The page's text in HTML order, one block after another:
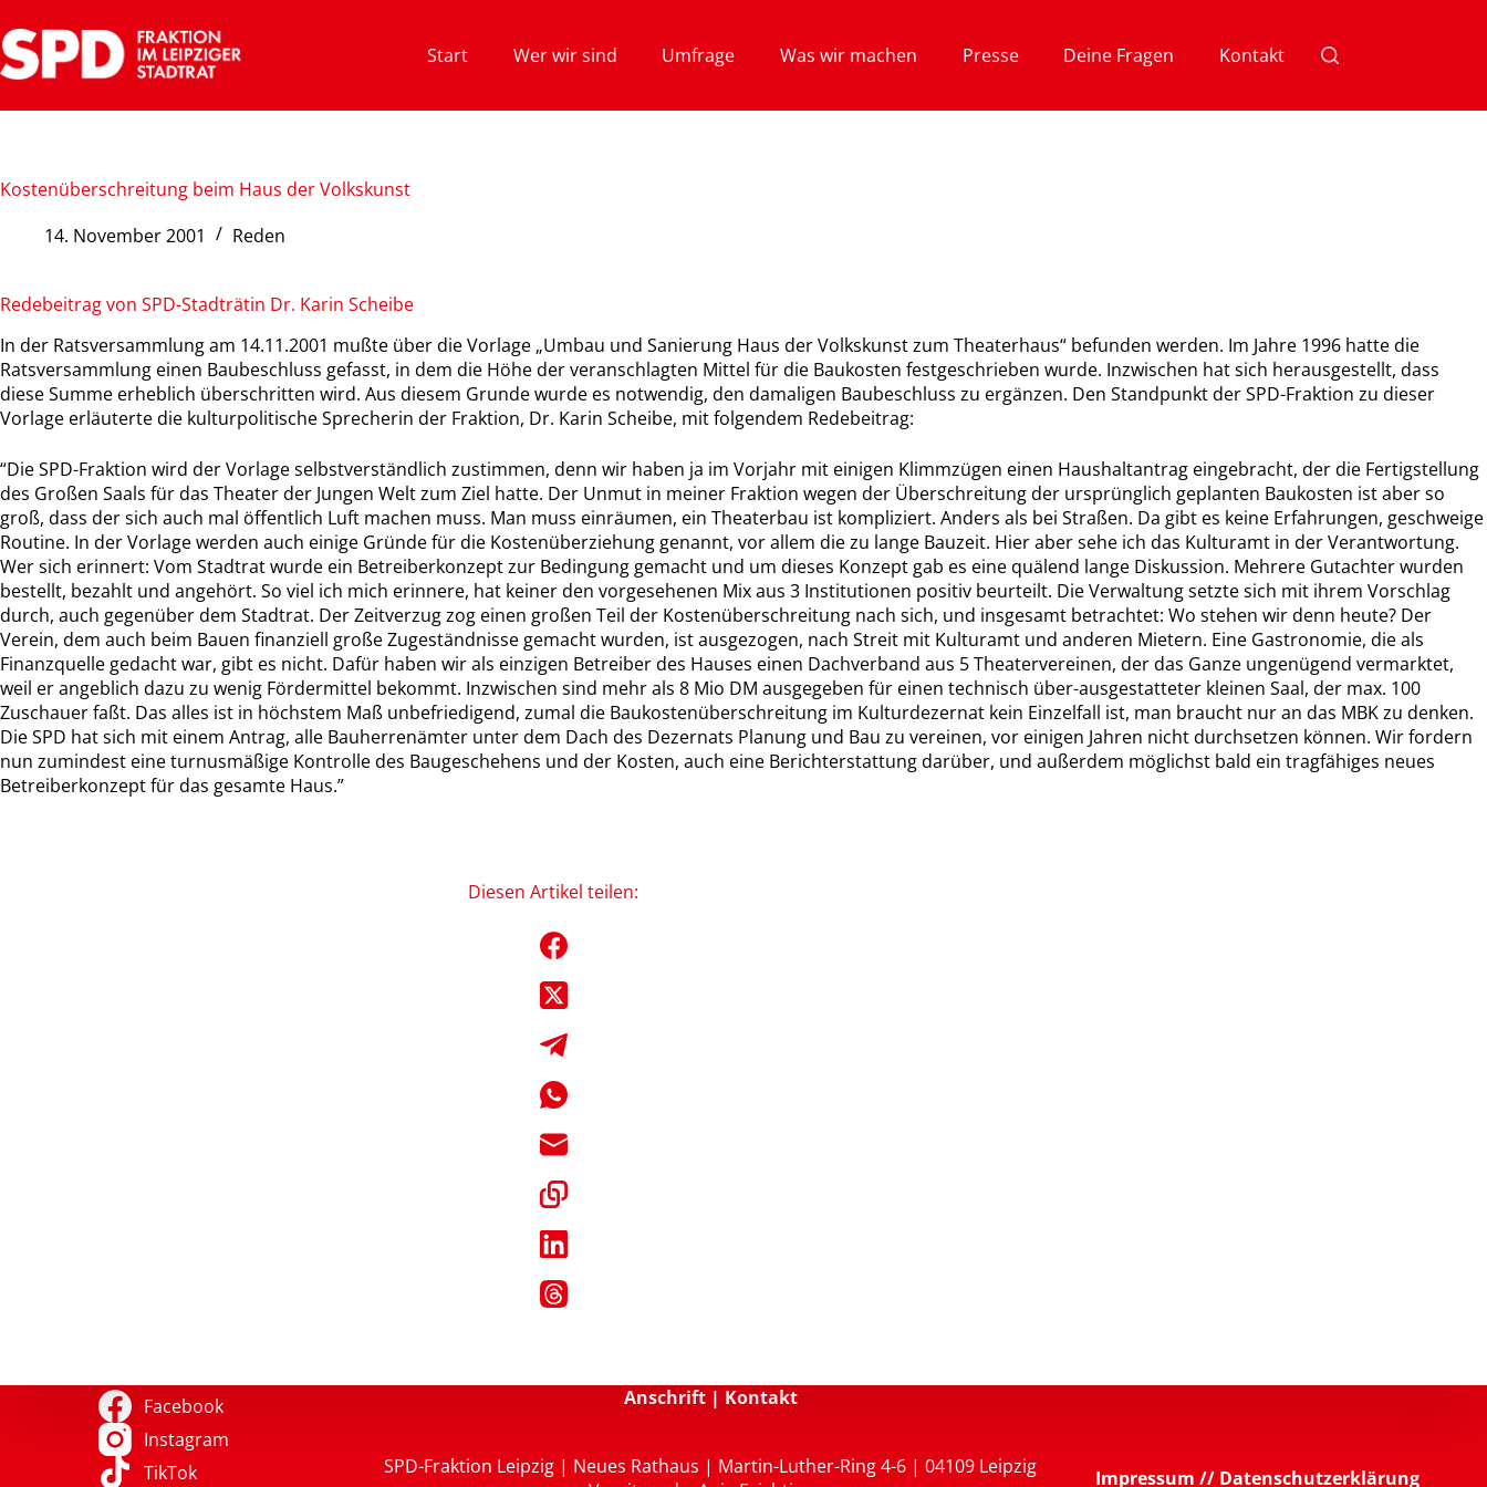
Inhalt
springen
Start Wer wir sind Umfrage Was wir machen Presse Deine Fragen Kontakt
Kostenüberschreitung beim Haus der Volkskunst
14. November 2001
Reden
Redebeitrag von SPD-Stadträtin Dr. Karin Scheibe
In der Ratsversammlung am 14.11.2001 mußte über die Vorlage „Umbau und Sanierung Haus der Volkskunst zum Theaterhaus“ befunden werden. Im Jahre 1996 hatte die
Ratsversammlung einen Baubeschluss gefasst, in dem die Höhe der veranschlagten Mittel für die Baukosten festgeschrieben wurde. Inzwischen hat sich herausgestellt, dass
diese Summe erheblich überschritten wird. Aus diesem Grunde wurde es notwendig, den damaligen Baubeschluss zu ergänzen. Den Standpunkt der SPD-Fraktion zu dieser
Vorlage erläuterte die kulturpolitische Sprecherin der Fraktion, Dr. Karin Scheibe, mit folgendem Redebeitrag:
“Die SPD-Fraktion wird der Vorlage selbstverständlich zustimmen, denn wir haben ja im Vorjahr mit einigen Klimmzügen einen Haushaltantrag eingebracht, der die Fertigstellung
des Großen Saals für das Theater der Jungen Welt zum Ziel hatte. Der Unmut in meiner Fraktion wegen der Überschreitung der ursprünglich geplanten Baukosten ist aber so
groß, dass der sich auch mal öffentlich Luft machen muss. Man muss einräumen, ein Theaterbau ist kompliziert. Anders als bei Straßen. Da gibt es keine Erfahrungen, geschweige
Routine. In der Vorlage werden auch einige Gründe für die Kostenüberziehung genannt, vor allem die zu lange Bauzeit. Hier aber sehe ich das Kulturamt in der Verantwortung.
Wer sich erinnert: Vom Stadtrat wurde ein Betreiberkonzept zur Bedingung gemacht und um dieses Konzept gab es eine quälend lange Diskussion. Mehrere Gutachter wurden
bestellt, bezahlt und angehört. So viel ich mich erinnere, hat keiner den vorgesehenen Mix aus 3 Institutionen positiv beurteilt. Die Verwaltung setzte sich mit ihrem Vorschlag
durch, auch gegenüber dem Stadtrat. Der Zeitverzug zog einen großen Teil der Kostenüberschreitung nach sich, und insgesamt betrachtet: Wo stehen wir denn heute? Der
Verein, dem auch beim Bauen finanziell große Zugeständnisse gemacht wurden, ist ausgezogen, nach Streit mit Kulturamt und anderen Mietern. Eine Gastronomie, die als
Finanzquelle gedacht war, gibt es nicht. Dafür haben wir als einzigen Betreiber des Hauses einen Dachverband aus 5 Theatervereinen, der das Ganze ungenügend vermarktet,
weil er angeblich dazu zu wenig Fördermittel bekommt. Inzwischen sind mehr als 8 Mio DM ausgegeben für einen technisch über-ausgestatteter kleinen Saal, der max. 100
Zuschauer faßt. Das alles ist in höchstem Maß unbefriedigend, zumal die Baukostenüberschreitung im Kulturdezernat kein Einzelfall ist, man braucht nur an das MBK zu denken.
Die SPD hat sich mit einem Antrag, alle Bauherrenämter unter dem Dach des Dezernats Planung und Bau zu vereinen, vor einigen Jahren nicht durchsetzen können. Wir fordern
nun zumindest eine turnusmäßige Kontrolle des Baugeschehens und der Kosten, auch eine Berichterstattung darüber, und außerdem möglichst bald ein tragfähiges neues
Betreiberkonzept für das gesamte Haus.”
Diesen Artikel teilen:
Facebook
Instagram
TikTok
Anschrift | Kontakt
SPD-Fraktion Leipzig | Neues Rathaus | Martin-Luther-Ring 4-6 | 04109 Leipzig
Impressum // Datenschutzerklärung